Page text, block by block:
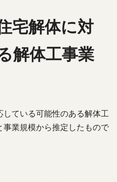
宅解体に対
解体工事業
ている可能性のある解体工
業規模から推定したもので